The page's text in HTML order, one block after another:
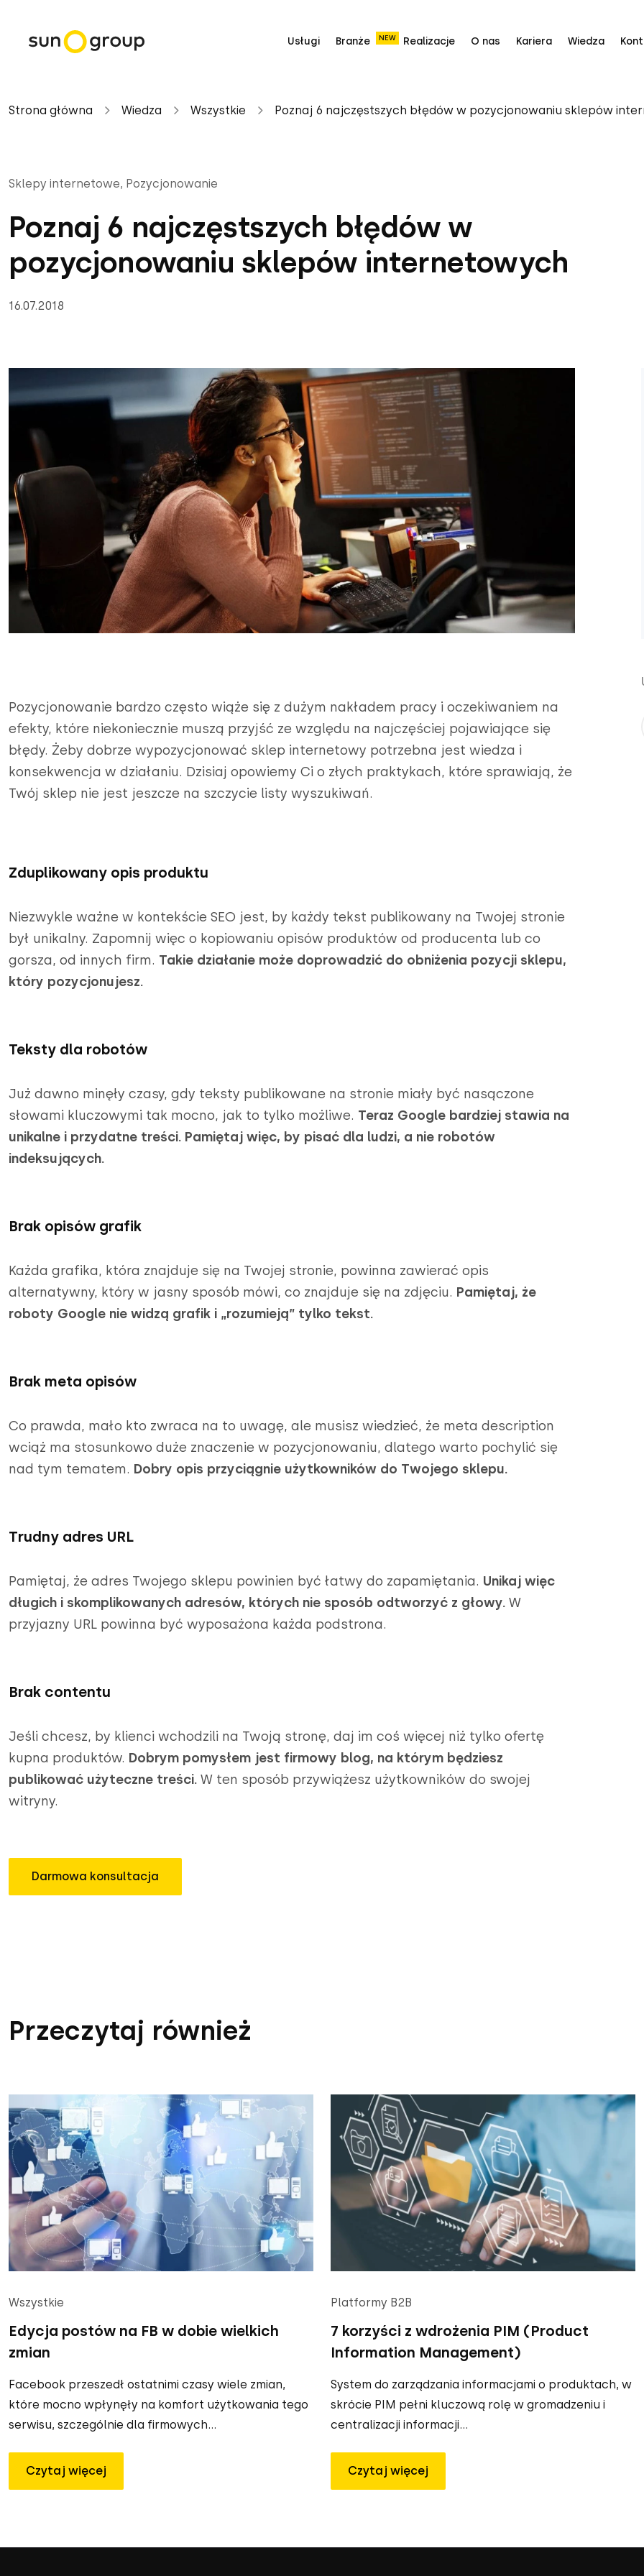
Usługi Branże NEW Realizacje O nas Kariera Wiedza
Strona główna Wiedza Wszystkie Poznaj 6 najczęstszych błędów w pozycjonowaniu sklepów
Sklepy internetowe, Pozycjonowanie
Poznaj 6 najczęstszych błędów w
pozycjonowaniu sklepów internetowych
16.07.2018
Pozycjonowanie bardzo często wiąże się z dużym nakładem pracy i oczekiwaniem na
efekty, które niekoniecznie muszą przyjść ze względu na najczęściej pojawiające się
błędy. Żeby dobrze wypozycjonować sklep internetowy potrzebna jest wiedza i
konsekwencja w działaniu. Dzisiaj opowiemy Ci o złych praktykach, które sprawiają, że
Twój sklep nie jest jeszcze na szczycie listy wyszukiwań.
Zduplikowany opis produktu
Niezwykle ważne w kontekście SEO jest, by każdy tekst publikowany na Twojej stronie
był unikalny. Zapomnij więc o kopiowaniu opisów produktów od producenta lub co
gorsza, od innych firm. Takie działanie może doprowadzić do obniżenia pozycji sklepu,
który pozycjonujesz.
Teksty dla robotów
Już dawno minęły czasy, gdy teksty publikowane na stronie miały być nasączone
słowami kluczowymi tak mocno, jak to tylko możliwe. Teraz Google bardziej stawia na
unikalne i przydatne treści. Pamiętaj więc, by pisać dla ludzi, a nie robotów
indeksujących.
Brak opisów grafik
Każda grafika, która znajduje się na Twojej stronie, powinna zawierać opis
alternatywny, który w jasny sposób mówi, co znajduje się na zdjęciu. Pamiętaj, że
roboty Google nie widzą grafik i „rozumieją” tylko tekst.
Brak meta opisów
Co prawda, mało kto zwraca na to uwagę, ale musisz wiedzieć, że meta description
wciąż ma stosunkowo duże znaczenie w pozycjonowaniu, dlatego warto pochylić się
nad tym tematem. Dobry opis przyciągnie użytkowników do Twojego sklepu.
Trudny adres URL
Pamiętaj, że adres Twojego sklepu powinien być łatwy do zapamiętania. Unikaj więc
długich i skomplikowanych adresów, których nie sposób odtworzyć z głowy. W
przyjazny URL powinna być wyposażona każda podstrona.
Brak contentu
Jeśli chcesz, by klienci wchodzili na Twoją stronę, daj im coś więcej niż tylko ofertę
kupna produktów. Dobrym pomysłem jest firmowy blog, na którym będziesz
publikować użyteczne treści. W ten sposób przywiążesz użytkowników do swojej
witryny.
Darmowa konsultacja
Przeczytaj również
Wszystkie
Edycja postów na FB w dobie wielkich
zmian
Facebook przeszedł ostatnimi czasy wiele zmian,
które mocno wpłynęły na komfort użytkowania tego
serwisu, szczególnie dla firmowych...
Czytaj więcej
Platformy B2B
7 korzyści z wdrożenia PIM (Product
Information Management)
System do zarządzania informacjami o produktach, w
skrócie PIM pełni kluczową rolę w gromadzeniu i
centralizacji informacji...
Czytaj więcej